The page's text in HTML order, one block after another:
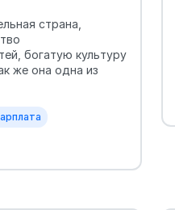
страна,
богатую культуру
же она одна из